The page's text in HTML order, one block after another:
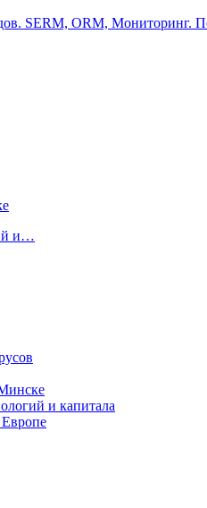
SERM, ORM, Мониторинг.
и…
и капитала
Европе